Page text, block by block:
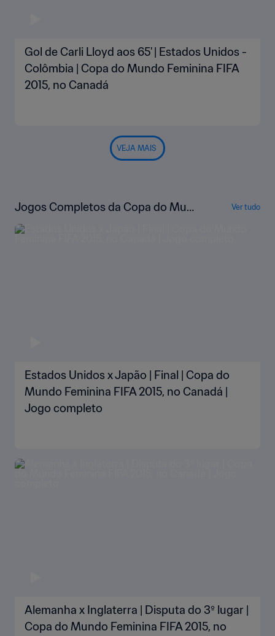
Gol de Carli Lloyd aos 65' | Estados Unidos -
Colômbia | Copa do Mundo Feminina FIFA
2015, no Canadá
VEJA MAIS
Jogos Completos da Copa do Mun
do Feminina da FIFA de 2015, no Ca
nadá
Ver tudo
Estados Unidos x Japão | Final | Copa do
Mundo Feminina FIFA 2015, no Canadá |
Jogo completo
Alemanha x Inglaterra | Disputa do 3º lugar |
Copa do Mundo Feminina FIFA 2015, no